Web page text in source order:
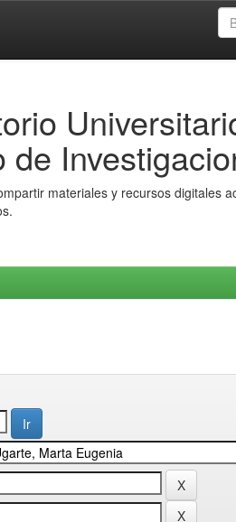
de
materiales y recursos digitales